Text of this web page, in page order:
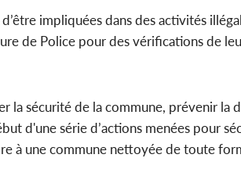
impliquées dans des activités
de Police pour des vérifications de
la sécurité de la commune, prévenir la
d'une série d’actions menées pour
à une commune nettoyée de toute